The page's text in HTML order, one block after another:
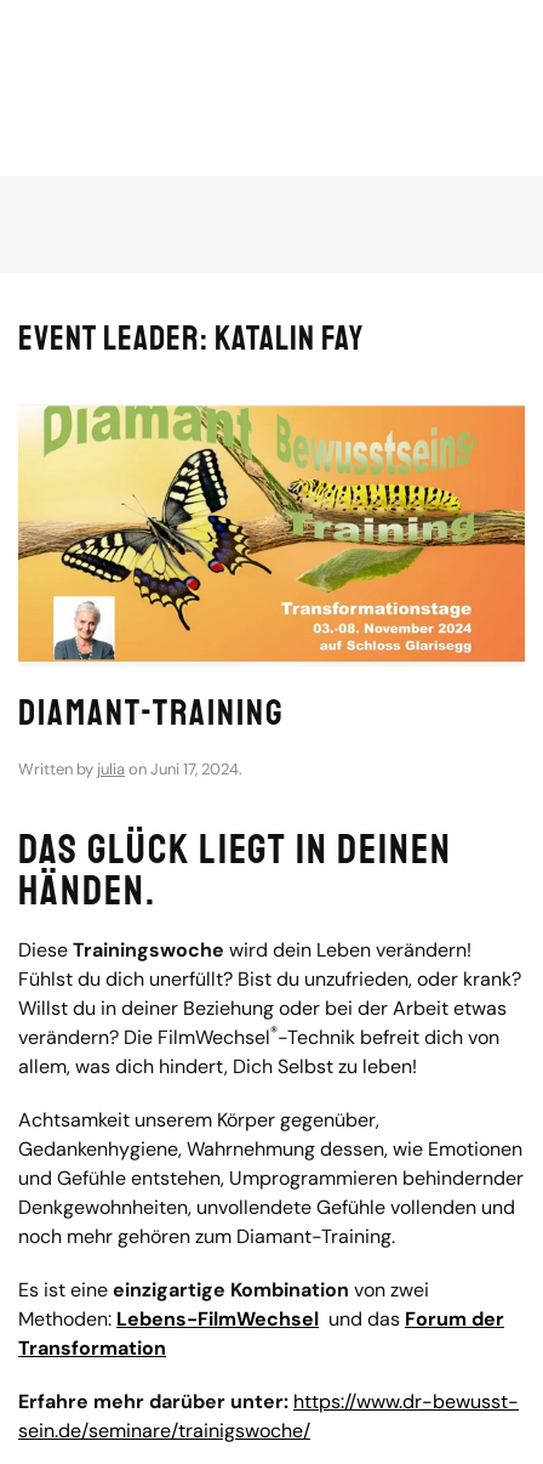
Event leader: Katalin Fay
Diamant-Training
Written by juliaonJuni 17, 2024.
Das Glück liegt in deinen
Händen.
DieseTrainingswoche wird dein Leben verändern!
Fühlst du dich unerfüllt? Bist du unzufrieden, oder krank?
Willst du in deiner Beziehung oder bei der Arbeit etwas
verändern? Die FilmWechsel®-Technik befreit dich von
allem, was dich hindert, Dich Selbst zu leben!
Achtsamkeit unserem Körper gegenüber,
Gedankenhygiene, Wahrnehmung dessen, wie Emotionen
und Gefühle entstehen, Umprogrammieren behindernder
Denkgewohnheiten, unvollendete Gefühle vollenden und
noch mehr gehören zum Diamant-Training.
Es ist eineeinzigartige Kombination von zwei
Methoden: Lebens-FilmWechsel und das Forum der
Transformation
Erfahre mehr darüber unter: https://www.dr-bewusst-
sein.de/seminare/trainigswoche/